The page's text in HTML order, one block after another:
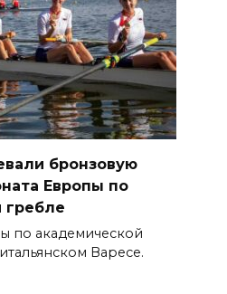
бронзовую
Европы по
гребле
по академической
Варесе.